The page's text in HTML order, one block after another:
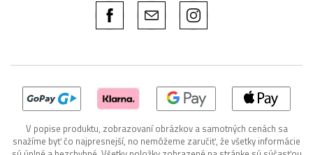
V popise produktu, zobrazovaní obrázkov a samotných cenách sa
snažíme byť čo najpresnejší, no nemôžeme zaručiť, že všetky informácie